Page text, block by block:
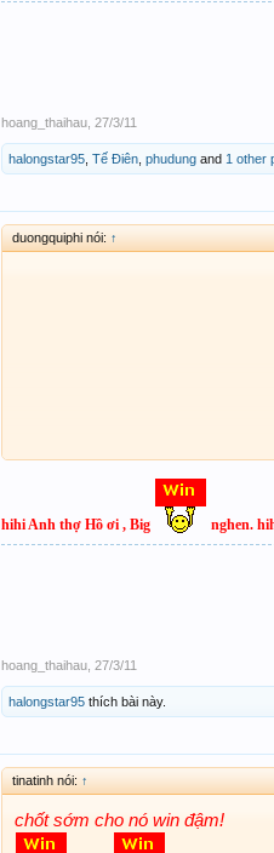
hoang_thaihau 27/3/11
halongstar95 Tế Điên phudung and 1 other
duongquiphi nói: ↑
hihi Anh thợ Hồ ơi , Big nghen.
hoang_thaihau 27/3/11
halongstar95 thích bài này.
tinatinh nói: ↑
chốt sớm cho nó win đậm!